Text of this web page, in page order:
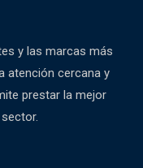
y las marcas más
atención cercana y
prestar la mejor